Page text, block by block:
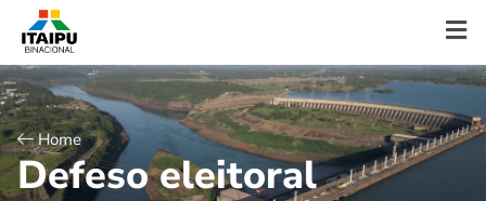
Home
Defeso eleitoral